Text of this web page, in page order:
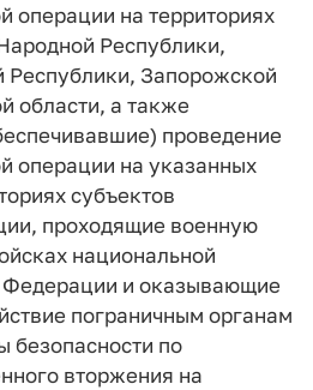
операции на территориях
Республики,
Республики, Запорожской
области, а также
проведение
операции на указанных
субъектов
проходящие военную
национальной
Федерации и оказывающие
пограничным органам
безопасности по
вторжения на